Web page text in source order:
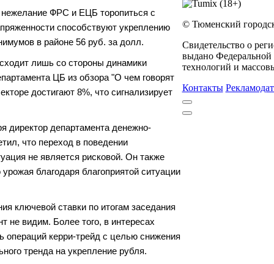
ФРС и ЕЦБ торопиться с
способствуют укреплению
в районе 56 руб. за долл.
лишь со стороны динамики
ЦБ из обзора "О чем говорят
достигают 8%, что сигнализирует
директор департамента денежно-
что переход в поведении
не является рисковой. Он также
благодаря благоприятой ситуации
ключевой ставки по итогам заседания
не видим. Более того, в интересах
операций керри-трейд с целью снижения
тренда на укрепление рубля.
© Тюменский
Свидетельство о
выдано
технологий и
Контакты